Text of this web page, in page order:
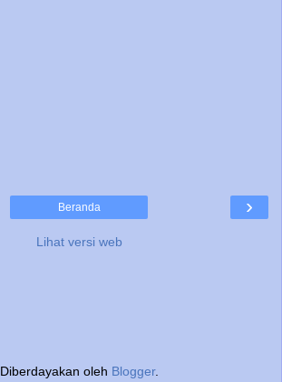
›
Beranda
Lihat versi web
Diberdayakan oleh Blogger.